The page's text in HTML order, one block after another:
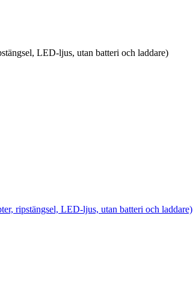
LED-ljus, utan batteri och laddare)
ripstängsel, LED-ljus, utan batteri och laddare)